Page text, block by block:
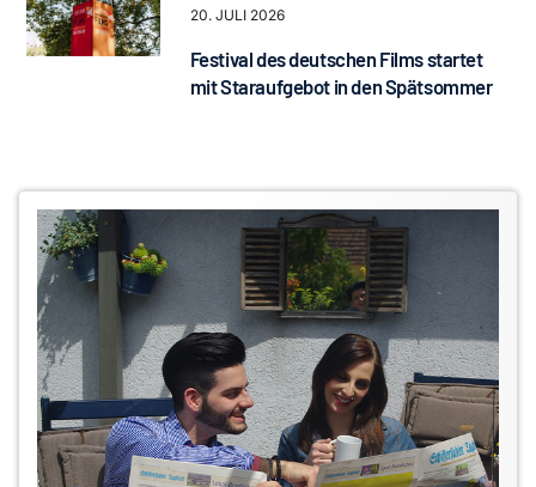
20. JULI 2026
Festival des deutschen Films startet
mit Staraufgebot in den Spätsommer